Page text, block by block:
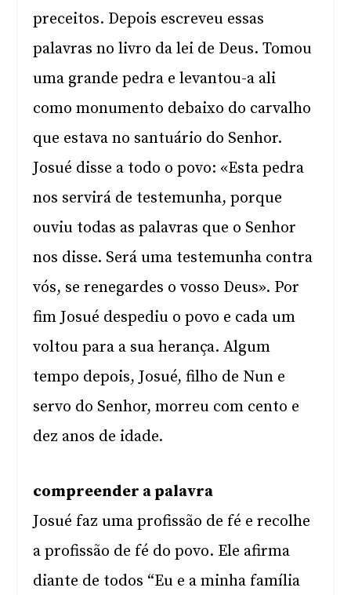
preceitos. Depois escreveu essas
palavras no livro da lei de Deus. Tomou
uma grande pedra e levantou-a ali
como monumento debaixo do carvalho
que estava no santuário do Senhor.
Josué disse a todo o povo: «Esta pedra
nos servirá de testemunha, porque
ouviu todas as palavras que o Senhor
nos disse. Será uma testemunha contra
vós, se renegardes o vosso Deus». Por
fim Josué despediu o povo e cada um
voltou para a sua herança. Algum
tempo depois, Josué, filho de Nun e
servo do Senhor, morreu com cento e
dez anos de idade.
compreender a palavra
Josué faz uma profissão de fé e recolhe
a profissão de fé do povo. Ele afirma
diante de todos “Eu e a minha família